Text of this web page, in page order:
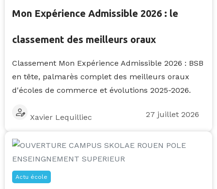
Mon Expérience Admissible 2026 : le
classement des meilleurs oraux
Classement Mon Expérience Admissible 2026 : BSB
en tête, palmarès complet des meilleurs oraux
d'écoles de commerce et évolutions 2025-2026.
Xavier Lequilliec 27 juillet 2026
Actu école